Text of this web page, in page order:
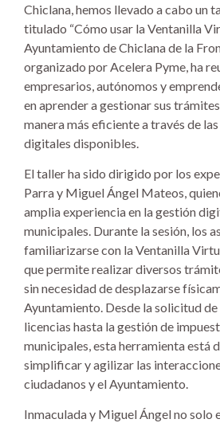
Chiclana, hemos llevado a cabo un
titulado “Cómo usar la Ventanilla
Ayuntamiento de Chiclana de la
organizado por Acelera Pyme, ha
empresarios, autónomos y
en aprender a gestionar sus
manera más eficiente a través de
digitales disponibles.
El taller ha sido dirigido por los
Parra y Miguel Ángel Mateos,
amplia experiencia en la gestión
municipales. Durante la sesión, los
familiarizarse con la Ventanilla
que permite realizar diversos
sin necesidad de desplazarse
Ayuntamiento. Desde la solicitud
licencias hasta la gestión de
municipales, esta herramienta está
simplificar y agilizar las
ciudadanos y el Ayuntamiento.
Inmaculada y Miguel Ángel no solo